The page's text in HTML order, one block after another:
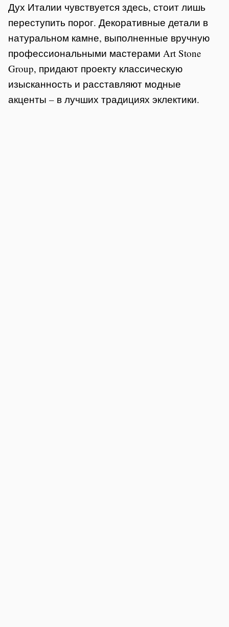
Дух Италии чувствуется здесь, стоит лишь
переступить порог. Декоративные детали в
натуральном камне, выполненные вручную
профессиональными мастерами Art Stone
Group, придают проекту классическую
изысканность и расставляют модные
акценты – в лучших традициях эклектики.